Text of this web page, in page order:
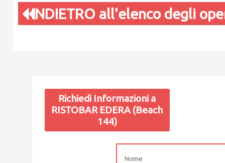
INDIETRO all'elenco degli
Richiedi Informazioni a
RISTOBAR EDERA (Beach
144)
Nome